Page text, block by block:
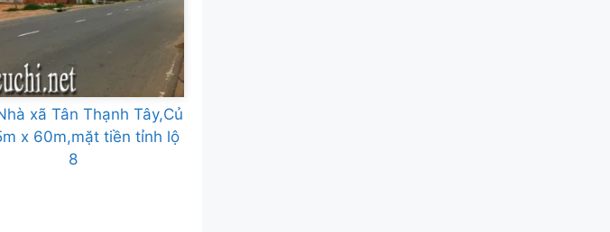
xã Tân Thạnh Tây,Củ
x 60m,mặt tiền tỉnh lộ
8